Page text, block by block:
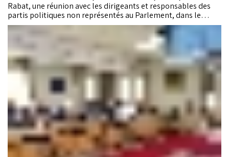
Rabat, une réunion avec les dirigeants et responsables des
partis politiques non représentés au Parlement, dans le
cadre des préparatifs des élections des membres de la
Chambre des représentants prévues le 23 septembre
prochain.